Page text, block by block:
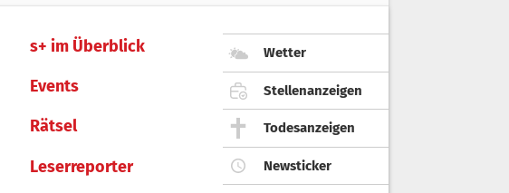
s+ im Überblick
Events
Rätsel
Leserreporter
Wetter
Stellenanzeigen
Todesanzeigen
Newsticker